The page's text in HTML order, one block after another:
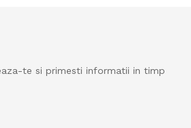
te si primesti informatii in timp